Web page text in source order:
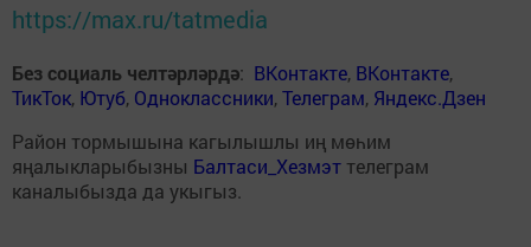
https://max.ru/tatmedia
Без социаль челтәрләрдә: ВКонтакте, ВКонтакте,
ТикТок, Ютуб, Одноклассники,Телеграм, Яндекс.Дзен
Район тормышына кагылышлы иң мөһим
яңалыкларыбызны Балтаси_Хезмэт телеграм
каналыбызда да укыгыз.